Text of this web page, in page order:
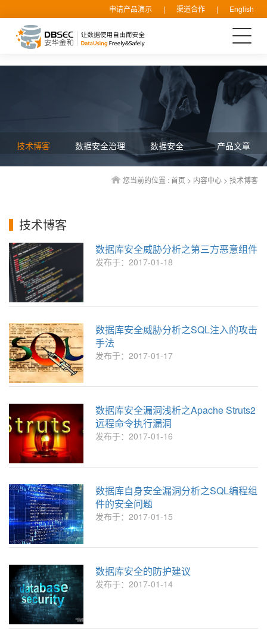
申请产品演示 | 渠道合作 | English
您当前的位置 :首页 > 内容中心 > 技术博客
技术博客 数据安全治理 数据安全 产品文章
技术博客
数据库安全威胁分析之第三方恶意组件
发布于：2017-01-18
数据库安全威胁分析之SQL注入的攻击
手法
发布于：2017-01-17
数据库安全漏洞浅析之Apache Struts2
远程命令执行漏洞
发布于：2017-01-16
数据库自身安全漏洞分析之SQL编程组
件的安全问题
发布于：2017-01-15
数据库安全的防护建议
发布于：2017-01-14